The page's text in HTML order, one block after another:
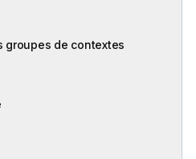
groupes de contextes